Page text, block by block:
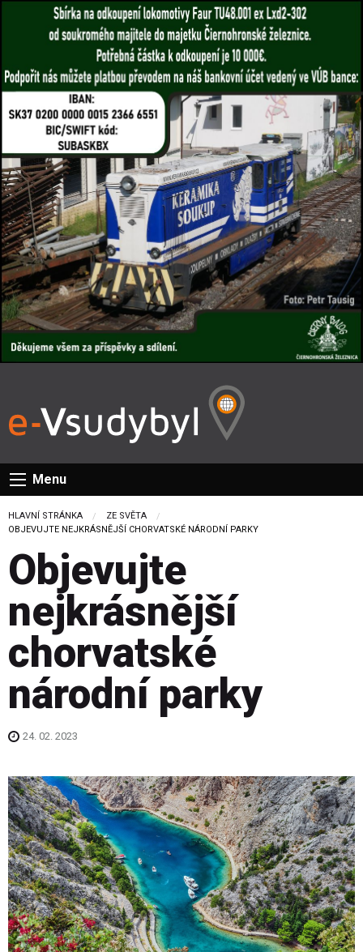
Menu
HLAVNÍ STRÁNKA
ZE SVĚTA
CURRENT:
OBJEVUJTE NEJKRÁSNĚJŠÍ CHORVATSKÉ NÁRODNÍ PARKY
Objevujte
nejkrásnější
chorvatské
národní parky
24. 02. 2023